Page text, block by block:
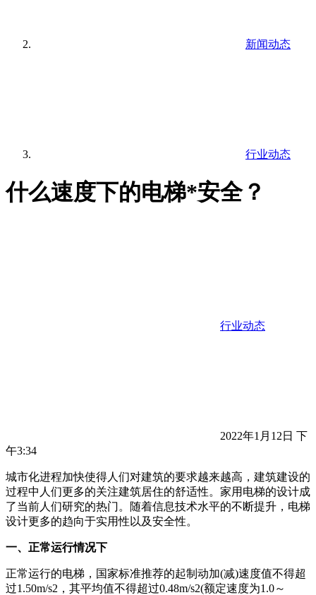
新闻动态
行业动态
什么速度下的电梯*安全？
行业动态
2022年1月12日 下
午3:34
城市化进程加快使得人们对建筑的要求越来越高，建筑建设的
过程中人们更多的关注建筑居住的舒适性。家用电梯的设计成
了当前人们研究的热门。随着信息技术水平的不断提升，电梯
设计更多的趋向于实用性以及安全性。
一、正常运行情况下
正常运行的电梯，国家标准推荐的起制动加(减)速度值不得超
过1.50m/s2，其平均值不得超过0.48m/s2(额定速度为1.0～